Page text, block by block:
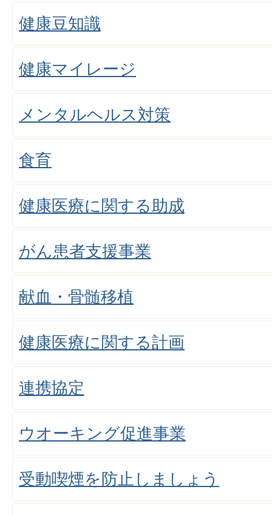
健康豆知識
健康マイレージ
メンタルヘルス対策
食育
健康医療に関する助成
がん患者支援事業
献血・骨髄移植
健康医療に関する計画
連携協定
ウオーキング促進事業
受動喫煙を防止しましょう